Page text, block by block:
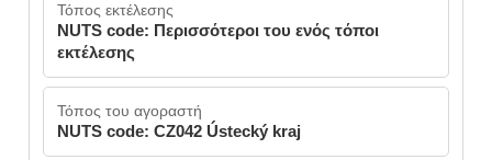
Τόπος εκτέλεσης
NUTS code: Περισσότεροι του ενός τόποι
εκτέλεσης
Τόπος του αγοραστή
NUTS code: CZ042 Ústecký kraj